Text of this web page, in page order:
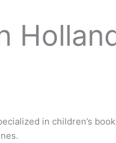
in children’s